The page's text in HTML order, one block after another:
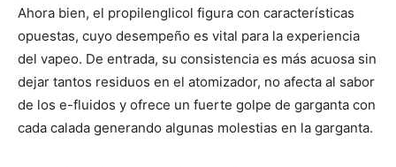
Ahora bien, el propilenglicol figura con características
opuestas, cuyo desempeño es vital para la experiencia
del vapeo. De entrada, su consistencia es más acuosa sin
dejar tantos residuos en el atomizador, no afecta al sabor
de los e-fluidos y ofrece un fuerte golpe de garganta con
cada calada generando algunas molestias en la garganta.